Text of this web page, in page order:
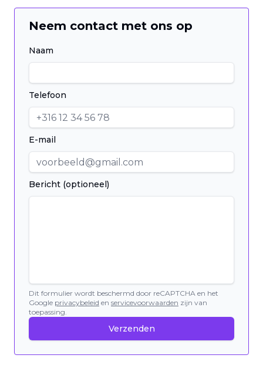
Neem contact met ons op
Naam
Telefoon
E-mail
Bericht (optioneel)
Dit formulier wordt beschermd door reCAPTCHA en het
Google privacybeleid en servicevoorwaarden zijn van
toepassing.
Verzenden